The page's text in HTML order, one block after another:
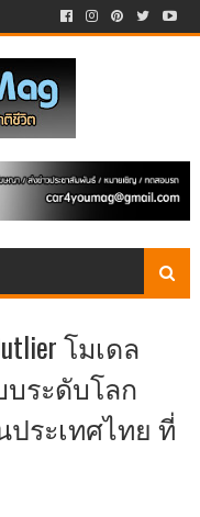
โมเดล
ระดับโลก
ระเทศไทย ที่